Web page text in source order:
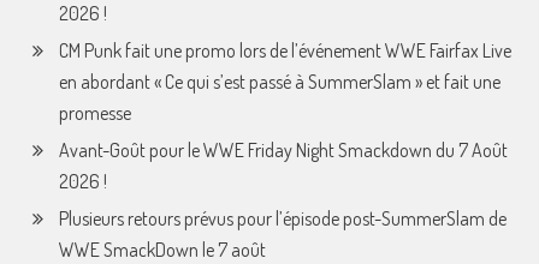
2026 !
CM Punk fait une promo lors de l’événement WWE Fairfax Live
en abordant « Ce qui s’est passé à SummerSlam » et fait une
promesse
Avant-Goût pour le WWE Friday Night Smackdown du 7 Août
2026 !
Plusieurs retours prévus pour l’épisode post-SummerSlam de
WWE SmackDown le 7 août